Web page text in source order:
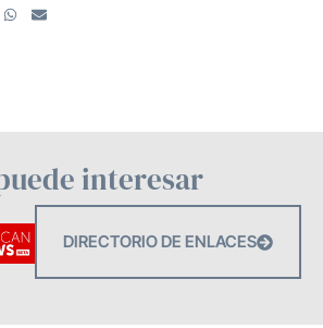
interesar
DIRECTORIO DE ENLACES